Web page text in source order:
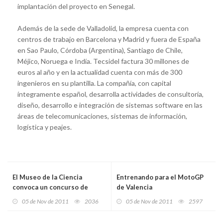
implantación del proyecto en Senegal.
Además de la sede de Valladolid, la empresa cuenta con
centros de trabajo en Barcelona y Madrid y fuera de España
en Sao Paulo, Córdoba (Argentina), Santiago de Chile,
Méjico, Noruega e Indía. Tecsidel factura 30 millones de
euros al año y en la actualidad cuenta con más de 300
ingenieros en su plantilla. La compañía, con capital
íntegramente español, desarrolla actividades de consultoría,
diseño, desarrollo e integración de sistemas software en las
áreas de telecomunicaciones, sistemas de información,
logística y peajes.
El Museo de la Ciencia
convoca un concurso de
05 de Nov de 2011 2036
Entrenando para el MotoGP
de Valencia
05 de Nov de 2011 2597